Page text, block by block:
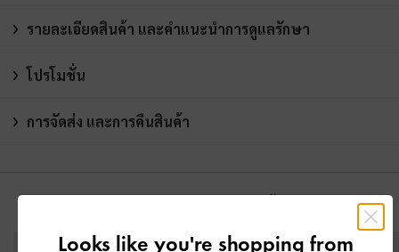
รายละเอียดสินค้า และคำแนะนำการดูแลรักษา
โปรโมชั่น
การจัดส่ง และการคืนสินค้า
Looks like you're shopping from